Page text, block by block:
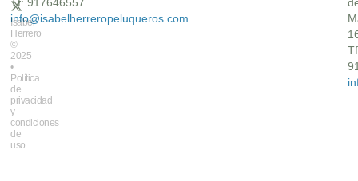
info@isabelherreropeluqueros.com
Isabel
Herrero
©
2025
•
Política
de
privacidad
y
condiciones
de
uso